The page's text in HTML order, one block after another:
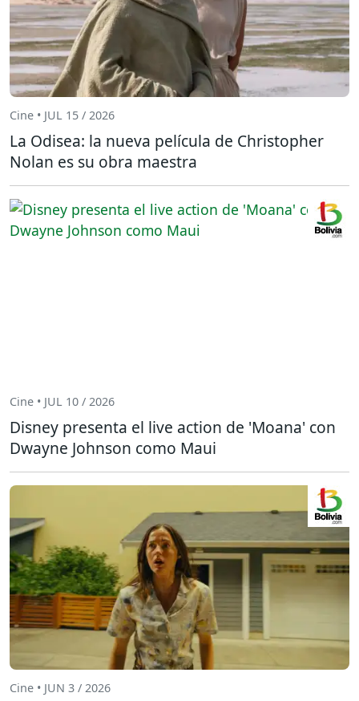
Cine • JUL 15 / 2026
La Odisea: la nueva película de Christopher
Nolan es su obra maestra
Cine • JUL 10 / 2026
Disney presenta el live action de 'Moana' con
Dwayne Johnson como Maui
Cine • JUN 3 / 2026